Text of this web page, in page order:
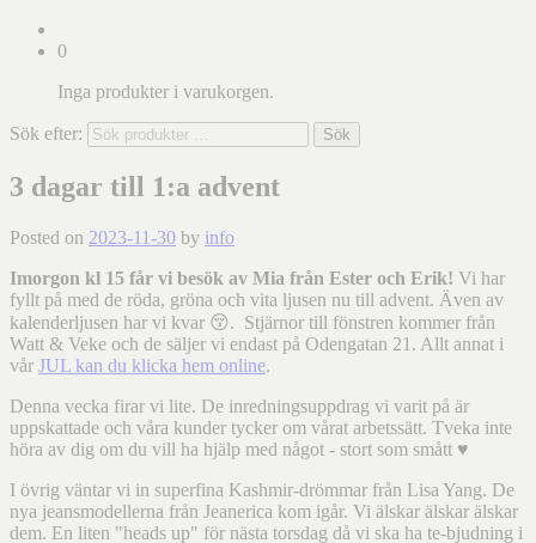
0
Inga produkter i varukorgen.
Sök efter: Sök
3 dagar till 1:a advent
Posted on 2023-11-30 by info
Imorgon kl 15 får vi besök av Mia från Ester och Erik! Vi har
fyllt på med de röda, gröna och vita ljusen nu till advent. Även av
kalenderljusen har vi kvar 😚. Stjärnor till fönstren kommer från
Watt & Veke och de säljer vi endast på Odengatan 21. Allt annat i
vår JUL kan du klicka hem online.
Denna vecka firar vi lite. De inredningsuppdrag vi varit på är
uppskattade och våra kunder tycker om vårat arbetssätt. Tveka inte
höra av dig om du vill ha hjälp med något - stort som smått ♥️
I övrig väntar vi in superfina Kashmir-drömmar från Lisa Yang. De
nya jeansmodellerna från Jeanerica kom igår. Vi älskar älskar älskar
dem. En liten "heads up" för nästa torsdag då vi ska ha te-bjudning i